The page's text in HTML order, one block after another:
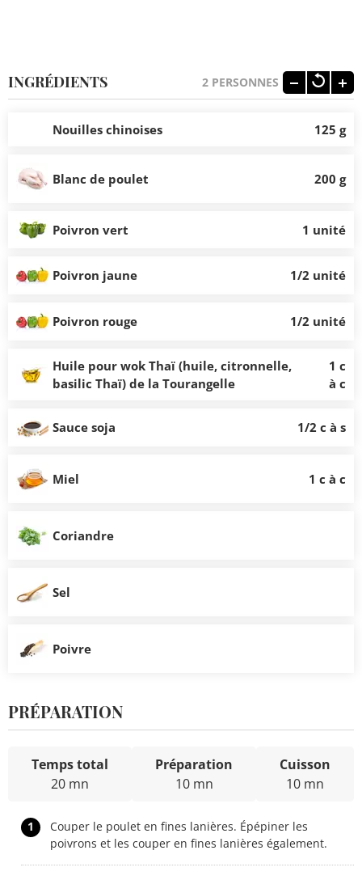
INGRÉDIENTS 2 PERSONNES
Nouilles chinoises 125 g
Blanc de poulet 200 g
Poivron vert 1 unité
Poivron jaune 1/2 unité
Poivron rouge 1/2 unité
Huile pour wok Thaï (huile, citronnelle,
basilic Thaï) de la Tourangelle
1 c
à c
Sauce soja 1/2 c à s
Miel 1 c à c
Coriandre
Sel
Poivre
PRÉPARATION
Temps total
20 mn
Préparation
10 mn
Cuisson
10 mn
1
Couper le poulet en fines lanières. Épépiner les
poivrons et les couper en fines lanières également.